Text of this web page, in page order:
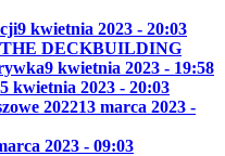
9 kwietnia 2023 - 20:03
THE DECKBUILDING
9 kwietnia 2023 - 19:58
5 kwietnia 2023 - 20:03
202213 marca 2023 -
2023 - 09:03